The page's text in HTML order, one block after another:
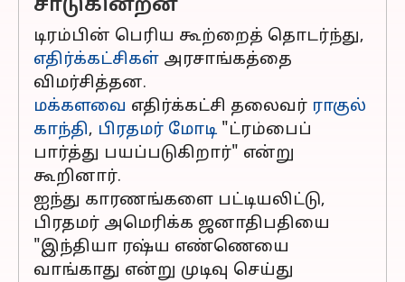
சாடுகின்றன
டிரம்பின் பெரிய கூற்றைத் தொடர்ந்து,
எதிர்க்கட்சிகள் அரசாங்கத்தை
விமர்சித்தன.
மக்களவை எதிர்க்கட்சி தலைவர் ராகுல்
காந்தி, பிரதமர் மோடி "ட்ரம்பைப்
பார்த்து பயப்படுகிறார்" என்று
கூறினார்.
ஐந்து காரணங்களை பட்டியலிட்டு,
பிரதமர் அமெரிக்க ஜனாதிபதியை
"இந்தியா ரஷ்ய எண்ணெயை
வாங்காது என்று முடிவு செய்து